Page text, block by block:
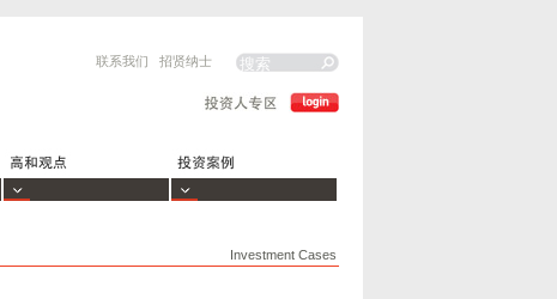
联系我们 招贤纳士
Investment Cases